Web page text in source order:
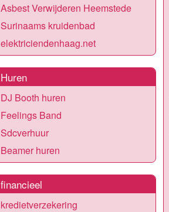
Asbest Verwijderen Heemstede
Surinaams kruidenbad
elektriciendenhaag.net
Huren
DJ Booth huren
Feelings Band
Sdcverhuur
Beamer huren
financieel
kredietverzekering